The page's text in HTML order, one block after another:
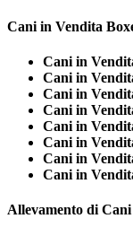
Cani in Vendita
Cani in
Cani in
Cani in
Cani in
Cani in
Cani in
Cani in
Cani in
Allevamento di Cani